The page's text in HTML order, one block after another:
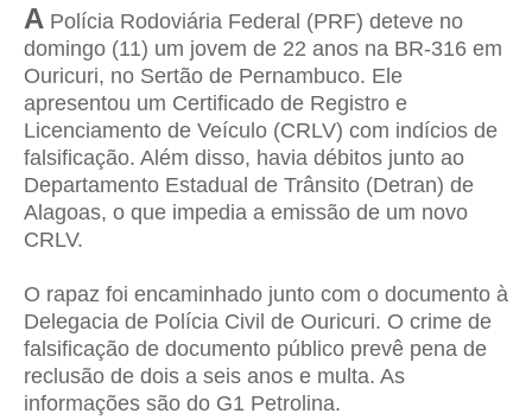
A Polícia Rodoviária Federal (PRF) deteve no
domingo (11) um jovem de 22 anos na BR-316 em
Ouricuri, no Sertão de Pernambuco. Ele
apresentou um Certificado de Registro e
Licenciamento de Veículo (CRLV) com indícios de
falsificação. Além disso, havia débitos junto ao
Departamento Estadual de Trânsito (Detran) de
Alagoas, o que impedia a emissão de um novo
CRLV.
O rapaz foi encaminhado junto com o documento à
Delegacia de Polícia Civil de Ouricuri. O crime de
falsificação de documento público prevê pena de
reclusão de dois a seis anos e multa. As
informações são do G1 Petrolina.